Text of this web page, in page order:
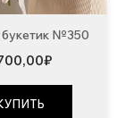
№350
₽